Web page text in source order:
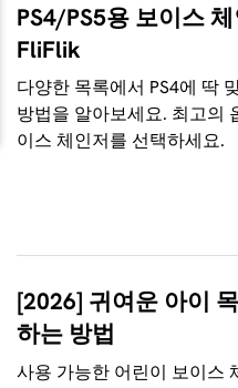
PS4/PS5용 보이스
FliFlik
다양한 목록에서 PS4에 딱
방법을 알아보세요. 최고의
이스 체인저를 선택하세요.
[2026] 귀여운 아이
하는 방법
사용 가능한 어린이 보이스